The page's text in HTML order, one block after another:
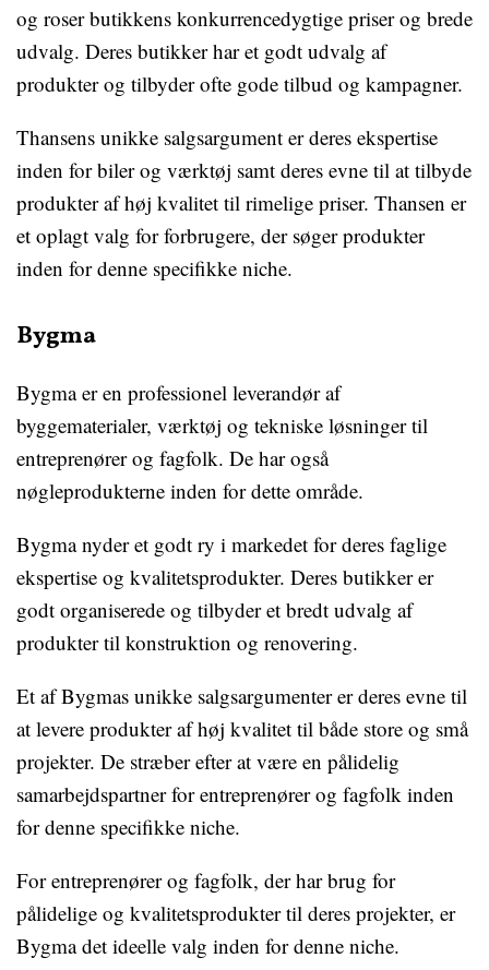
og roser butikkens konkurrencedygtige priser og brede
udvalg. Deres butikker har et godt udvalg af
produkter og tilbyder ofte gode tilbud og kampagner.
Thansens unikke salgsargument er deres ekspertise
inden for biler og værktøj samt deres evne til at tilbyde
produkter af høj kvalitet til rimelige priser. Thansen er
et oplagt valg for forbrugere, der søger produkter
inden for denne specifikke niche.
Bygma
Bygma er en professionel leverandør af
byggematerialer, værktøj og tekniske løsninger til
entreprenører og fagfolk. De har også
nøgleprodukterne inden for dette område.
Bygma nyder et godt ry i markedet for deres faglige
ekspertise og kvalitetsprodukter. Deres butikker er
godt organiserede og tilbyder et bredt udvalg af
produkter til konstruktion og renovering.
Et af Bygmas unikke salgsargumenter er deres evne til
at levere produkter af høj kvalitet til både store og små
projekter. De stræber efter at være en pålidelig
samarbejdspartner for entreprenører og fagfolk inden
for denne specifikke niche.
For entreprenører og fagfolk, der har brug for
pålidelige og kvalitetsprodukter til deres projekter, er
Bygma det ideelle valg inden for denne niche.